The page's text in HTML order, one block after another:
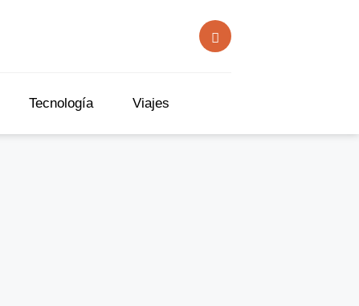
Tecnología Viajes